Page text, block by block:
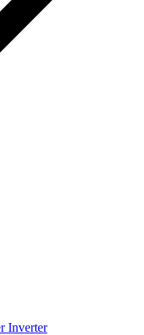
Inverter